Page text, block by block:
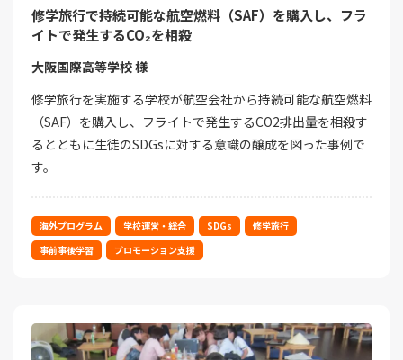
修学旅行で持続可能な航空燃料（SAF）を購入し、フラ
イトで発生するCO₂を相殺
大阪国際高等学校 様
修学旅行を実施する学校が航空会社から持続可能な航空燃料
（SAF）を購入し、フライトで発生するCO2排出量を相殺す
るとともに生徒のSDGsに対する意識の醸成を図った事例で
す。
海外プログラム 学校運営・総合 SDGs
修学旅行
事前事後学習
プロモーション支援